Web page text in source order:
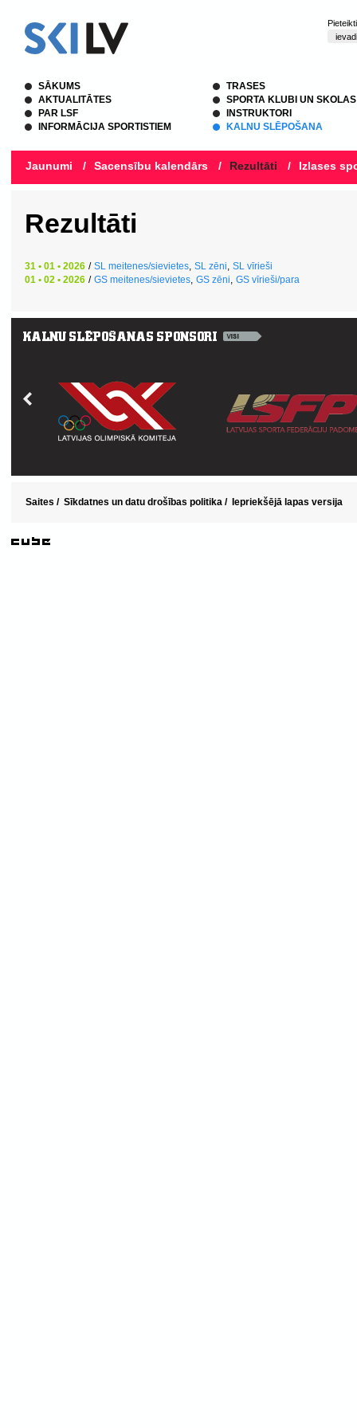
SĀKUMS
AKTUALITĀTES
PAR LSF
INFORMĀCIJA SPORTISTIEM
TRASES
SPORTA KLUBI UN SKOLAS
INSTRUKTORI
KALNU SLĒPOŠANA
Jaunumi / Sacensību kalendārs / Rezultāti / Izlases
Rezultāti
31 • 01 • 2026 / SL meitenes/sievietes, SL zēni, SL vīrieši
01 • 02 • 2026 / GS meitenes/sievietes, GS zēni, GS vīrieši/para
Saites / Sīkdatnes un datu drošības politika / Iepriekšējā lapas versija